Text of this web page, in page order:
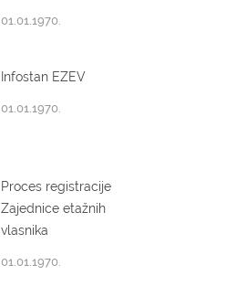
01.01.1970.
Infostan EZEV
01.01.1970.
Proces registracije
Zajednice etažnih
vlasnika
01.01.1970.